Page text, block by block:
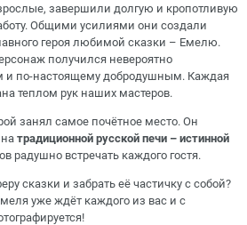
завершили долгую и кропотливую
Общими усилиями они создали
героя любимой сказки – Емелю.
получился невероятно
по-настоящему добродушным. Каждая
теплом рук наших мастеров.
занял самое почётное место. Он
традиционной русской печи – истинной
радушно встречать каждого гостя.
сказки и забрать её частичку с собой?
уже ждёт каждого из вас и с